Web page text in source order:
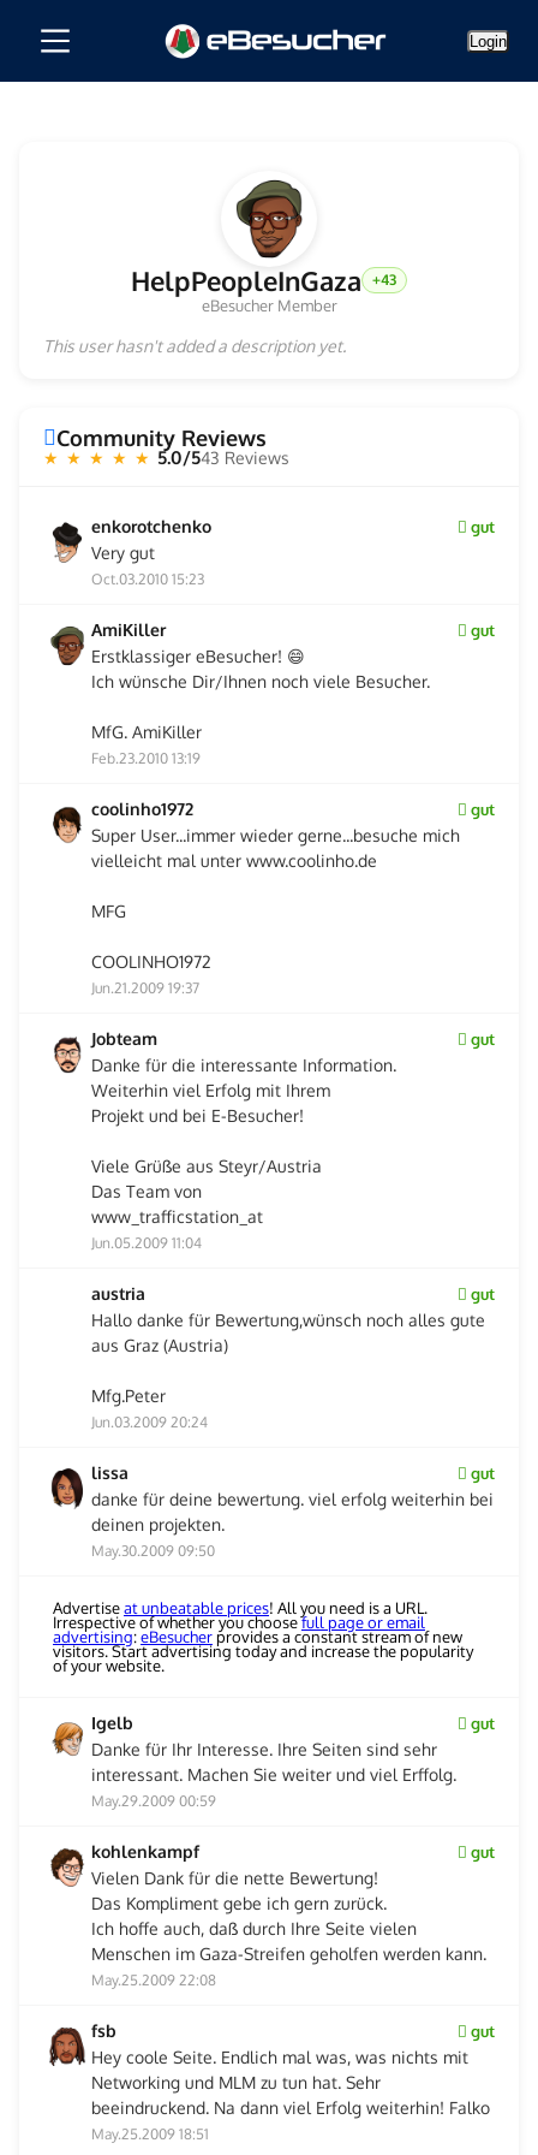
Login
HelpPeopleInGaza +43
eBesucher Member
This user hasn't added a description yet.
Community Reviews
★ ★ ★ ★ ★ 5.0/543 Reviews
enkorotchenko gut
Very gut
Oct.03.2010 15:23
AmiKiller gut
Erstklassiger eBesucher! 😄
Ich wünsche Dir/Ihnen noch viele Besucher.
MfG. AmiKiller
Feb.23.2010 13:19
coolinho1972 gut
Super User...immer wieder gerne...besuche mich
vielleicht mal unter www.coolinho.de
MFG
COOLINHO1972
Jun.21.2009 19:37
Jobteam gut
Danke für die interessante Information.
Weiterhin viel Erfolg mit Ihrem
Projekt und bei E-Besucher!
Viele Grüße aus Steyr/Austria
Das Team von
www_trafficstation_at
Jun.05.2009 11:04
austria gut
Hallo danke für Bewertung,wünsch noch alles gute
aus Graz (Austria)
Mfg.Peter
Jun.03.2009 20:24
lissa gut
danke für deine bewertung. viel erfolg weiterhin bei
deinen projekten.
May.30.2009 09:50
Advertiseat unbeatable prices! All you need is a URL.
Irrespective of whether you choosefull page or email
advertising:eBesucherprovides a constant stream of new
visitors. Start advertising today and increase the popularity
of your website.
Igelb gut
Danke für Ihr Interesse. Ihre Seiten sind sehr
interessant. Machen Sie weiter und viel Erffolg.
May.29.2009 00:59
kohlenkampf gut
Vielen Dank für die nette Bewertung!
Das Kompliment gebe ich gern zurück.
Ich hoffe auch, daß durch Ihre Seite vielen
Menschen im Gaza-Streifen geholfen werden kann.
May.25.2009 22:08
fsb gut
Hey coole Seite. Endlich mal was, was nichts mit
Networking und MLM zu tun hat. Sehr
beeindruckend. Na dann viel Erfolg weiterhin! Falko
May.25.2009 18:51